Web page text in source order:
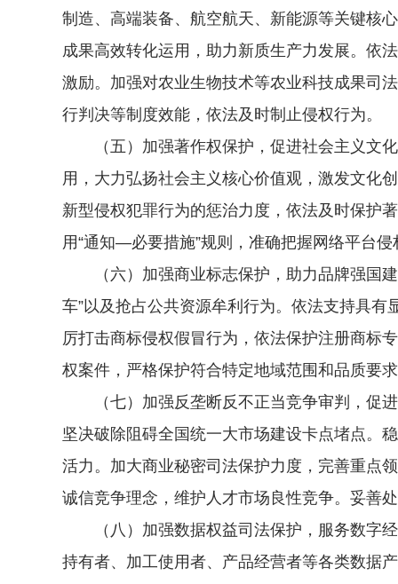
制造、高端装备、航空航天、新能源等关键核
成果高效转化运用，助力新质生产力发展。依
激励。加强对农业生物技术等农业科技成果司
行判决等制度效能，依法及时制止侵权行为。
（五）加强著作权保护，促进社会主义文化
用，大力弘扬社会主义核心价值观，激发文化
新型侵权犯罪行为的惩治力度，依法及时保护
用“通知—必要措施”规则，准确把握网络平台
（六）加强商业标志保护，助力品牌强国建
车”以及抢占公共资源牟利行为。依法支持具
厉打击商标侵权假冒行为，依法保护注册商标
权案件，严格保护符合特定地域范围和品质要
（七）加强反垄断反不正当竞争审判，促进
坚决破除阻碍全国统一大市场建设卡点堵点。
活力。加大商业秘密司法保护力度，完善重点
诚信竞争理念，维护人才市场良性竞争。妥善
（八）加强数据权益司法保护，服务数字经
持有者、加工使用者、产品经营者等各类数据